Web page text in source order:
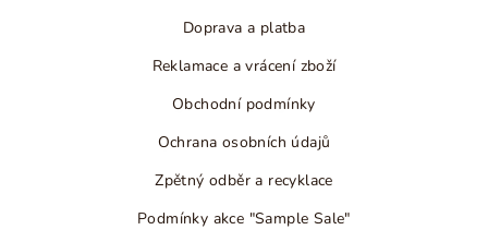
Doprava a platba
Reklamace a vrácení zboží
Obchodní podmínky
Ochrana osobních údajů
Zpětný odběr a recyklace
Podmínky akce "Sample Sale"